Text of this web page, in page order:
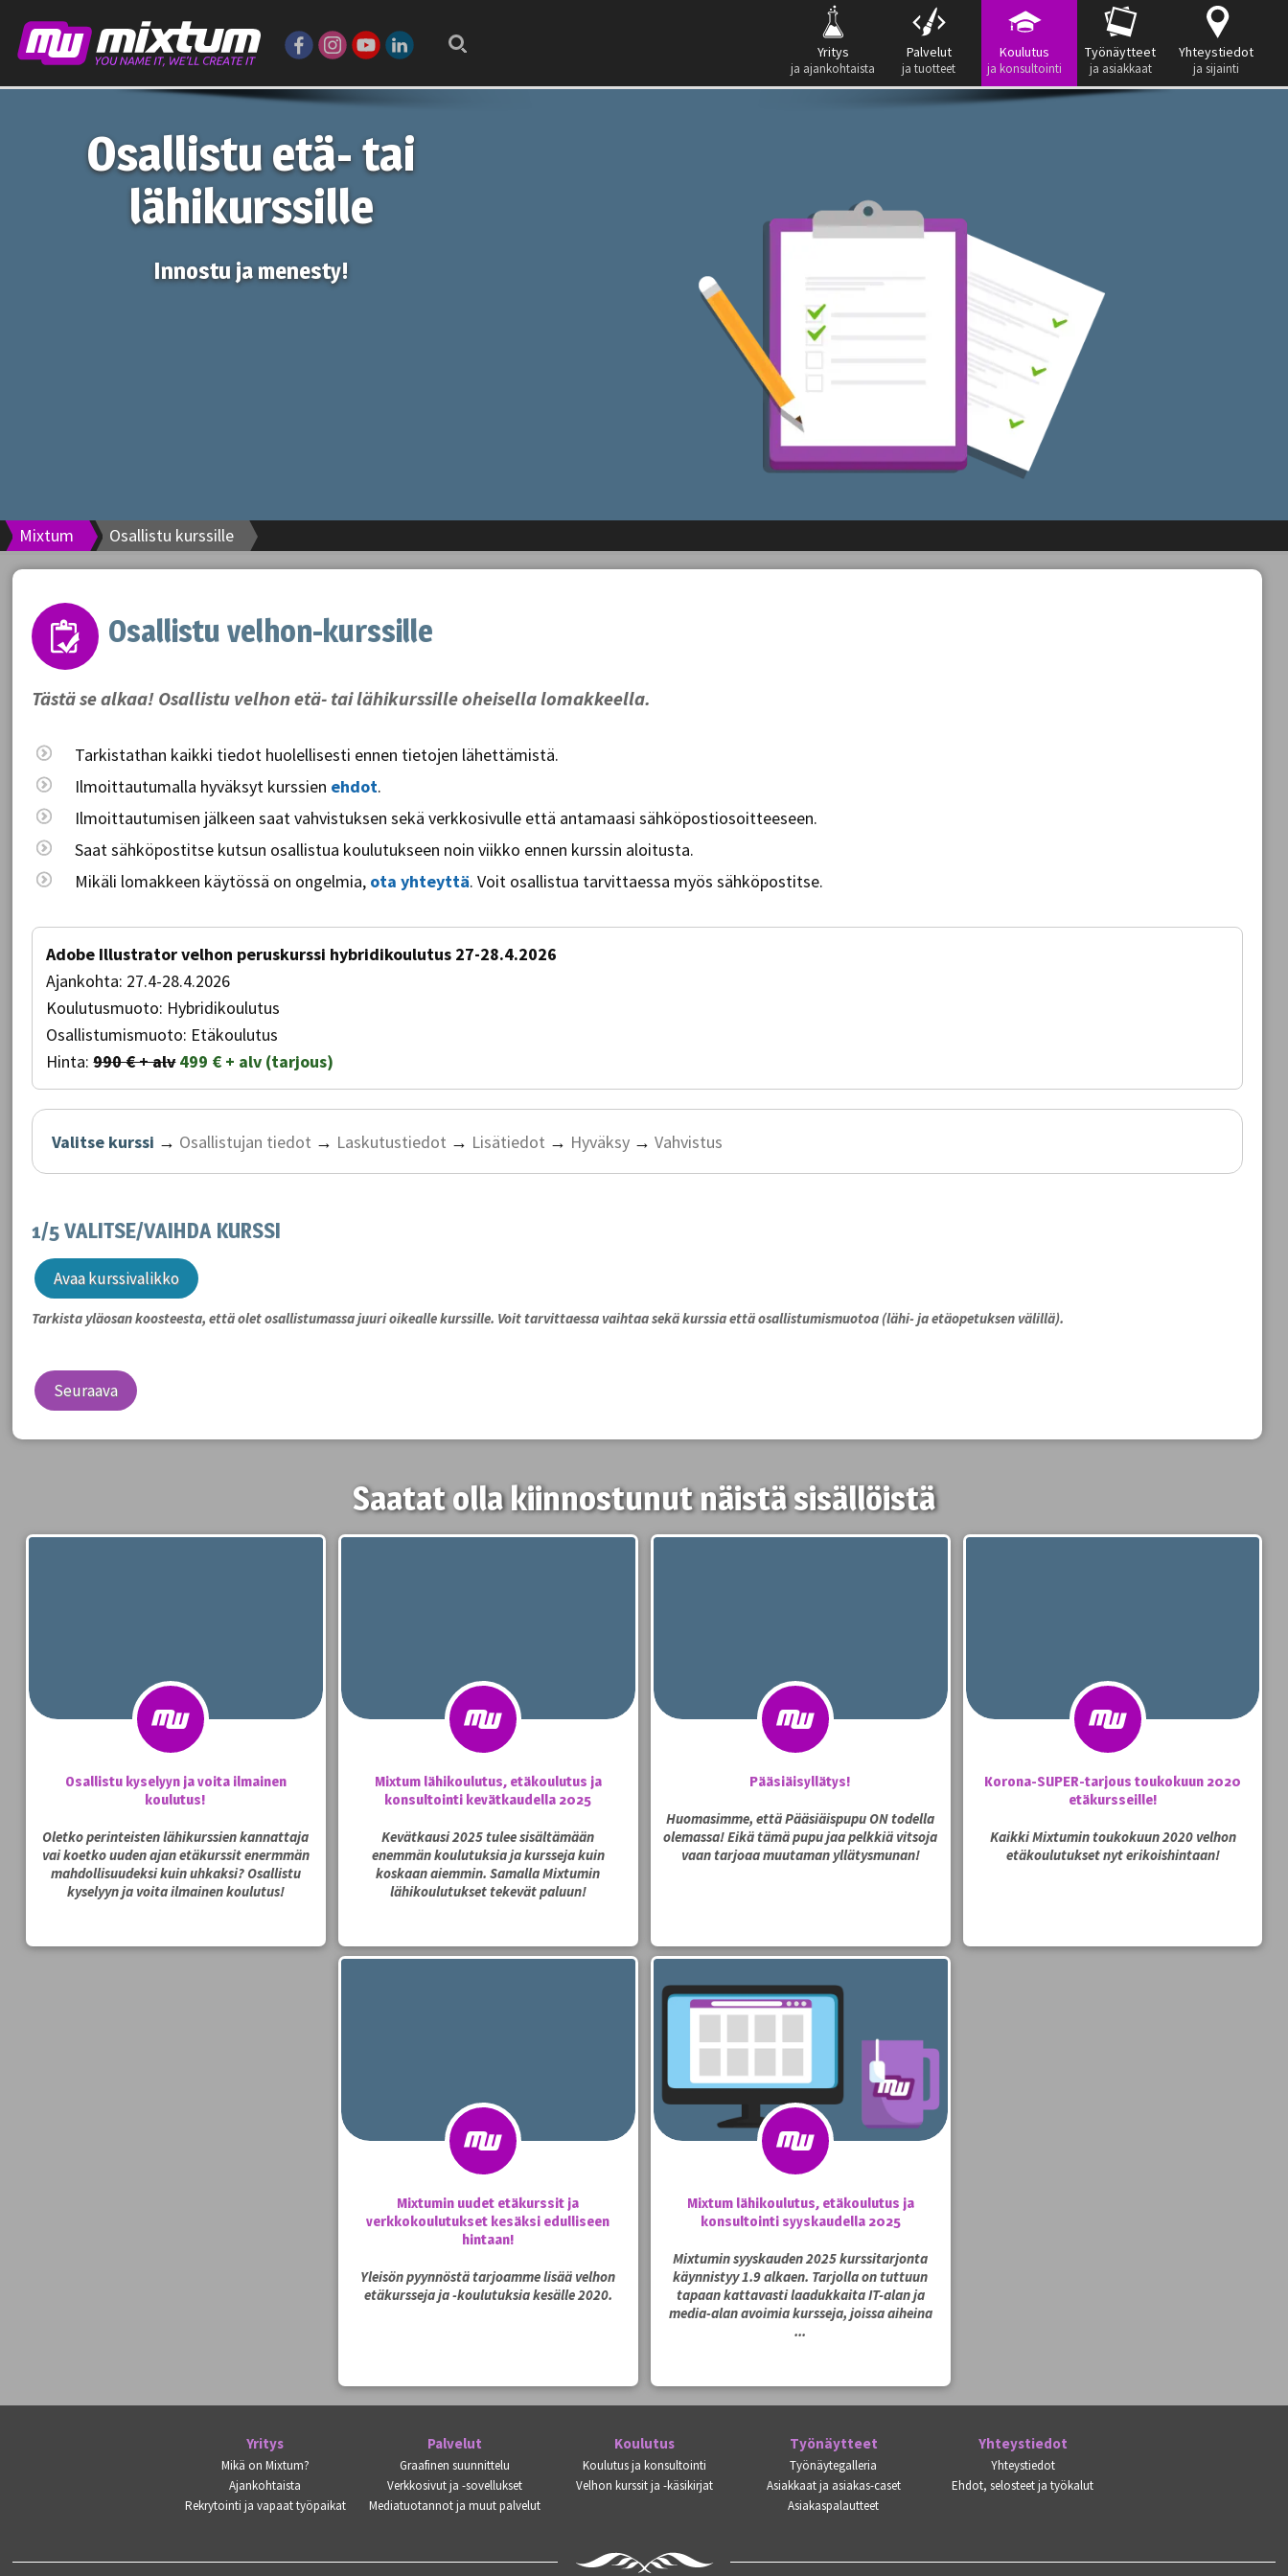
Yritys
ja ajankohtaista
Palvelut
ja tuotteet
Koulutus
ja konsultointi
Työnäytteet
ja asiakkaat
Yhteystiedot
ja sijainti
Osallistu etä- tai
lähikurssille
Innostu ja menesty!
Mixtum Osallistu kurssille
Osallistu velhon-kurssille
Tästä se alkaa! Osallistu velhon etä- tai lähikurssille oheisella lomakkeella.
Tarkistathan kaikki tiedot huolellisesti ennen tietojen lähettämistä.
Ilmoittautumalla hyväksyt kurssien ehdot.
Ilmoittautumisen jälkeen saat vahvistuksen sekä verkkosivulle että antamaasi sähköpostiosoitteeseen.
Saat sähköpostitse kutsun osallistua koulutukseen noin viikko ennen kurssin aloitusta.
Mikäli lomakkeen käytössä on ongelmia, ota yhteyttä. Voit osallistua tarvittaessa myös sähköpostitse.
Adobe Illustrator velhon peruskurssi hybridikoulutus 27-28.4.2026
Ajankohta: 27.4-28.4.2026
Koulutusmuoto: Hybridikoulutus
Osallistumismuoto: Etäkoulutus
Hinta:990 € + alv499 € + alv (tarjous)
Valitse kurssi → Osallistujan tiedot → Laskutustiedot → Lisätiedot → Hyväksy →Vahvistus
1/5 VALITSE/VAIHDA KURSSI
Avaa kurssivalikko
Tarkista yläosan koosteesta, että olet osallistumassa juuri oikealle kurssille. Voit tarvittaessa vaihtaa sekä kurssia että osallistumismuotoa (lähi- ja etäopetuksen välillä).
Seuraava
Saatat olla kiinnostunut näistä sisällöistä
Osallistu kyselyyn ja voita ilmainen
koulutus!
Oletko perinteisten lähikurssien kannattaja
vai koetko uuden ajan etäkurssit enermmän
mahdollisuudeksi kuin uhkaksi? Osallistu
kyselyyn ja voita ilmainen koulutus!
Mixtum lähikoulutus, etäkoulutus ja
konsultointi kevätkaudella 2025
Kevätkausi 2025 tulee sisältämään
enemmän koulutuksia ja kursseja kuin
koskaan aiemmin. Samalla Mixtumin
lähikoulutukset tekevät paluun!
Pääsiäisyllätys!
Huomasimme, että Pääsiäispupu ON todella
olemassa! Eikä tämä pupu jaa pelkkiä vitsoja
vaan tarjoaa muutaman yllätysmunan!
Korona-SUPER-tarjous toukokuun 2020
etäkursseille!
Kaikki Mixtumin toukokuun 2020 velhon
etäkoulutukset nyt erikoishintaan!
Mixtumin uudet etäkurssit ja
verkkokoulutukset kesäksi edulliseen
hintaan!
Yleisön pyynnöstä tarjoamme lisää velhon
etäkursseja ja -koulutuksia kesälle 2020.
Mixtum lähikoulutus, etäkoulutus ja
konsultointi syyskaudella 2025
Mixtumin syyskauden 2025 kurssitarjonta
käynnistyy 1.9 alkaen. Tarjolla on tuttuun
tapaan kattavasti laadukkaita IT-alan ja
media-alan avoimia kursseja, joissa aiheina
...
Yritys
Mikä on Mixtum?
Ajankohtaista
Rekrytointi ja vapaat työpaikat
Palvelut
Graafinen suunnittelu
Verkkosivut ja -sovellukset
Mediatuotannot ja muut palvelut
Koulutus
Koulutus ja konsultointi
Velhon kurssit ja -käsikirjat
Työnäytteet
Työnäytegalleria
Asiakkaat ja asiakas-caset
Asiakaspalautteet
Yhteystiedot
Yhteystiedot
Ehdot, selosteet ja työkalut